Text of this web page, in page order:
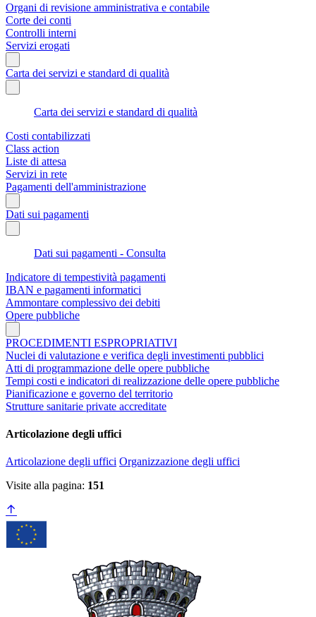
Organi di revisione amministrativa e contabile
Corte dei conti
Controlli interni
Servizi erogati
Carta dei servizi e standard di qualità
Carta dei servizi e standard di qualità
Costi contabilizzati
Class action
Liste di attesa
Servizi in rete
Pagamenti dell'amministrazione
Dati sui pagamenti
Dati sui pagamenti - Consulta
Indicatore di tempestività pagamenti
IBAN e pagamenti informatici
Ammontare complessivo dei debiti
Opere pubbliche
PROCEDIMENTI ESPROPRIATIVI
Nuclei di valutazione e verifica degli investimenti pubblici
Atti di programmazione delle opere pubbliche
Tempi costi e indicatori di realizzazione delle opere pubbliche
Pianificazione e governo del territorio
Strutture sanitarie private accreditate
Articolazione degli uffici
Articolazione degli uffici Organizzazione degli uffici
Visite alla pagina: 151